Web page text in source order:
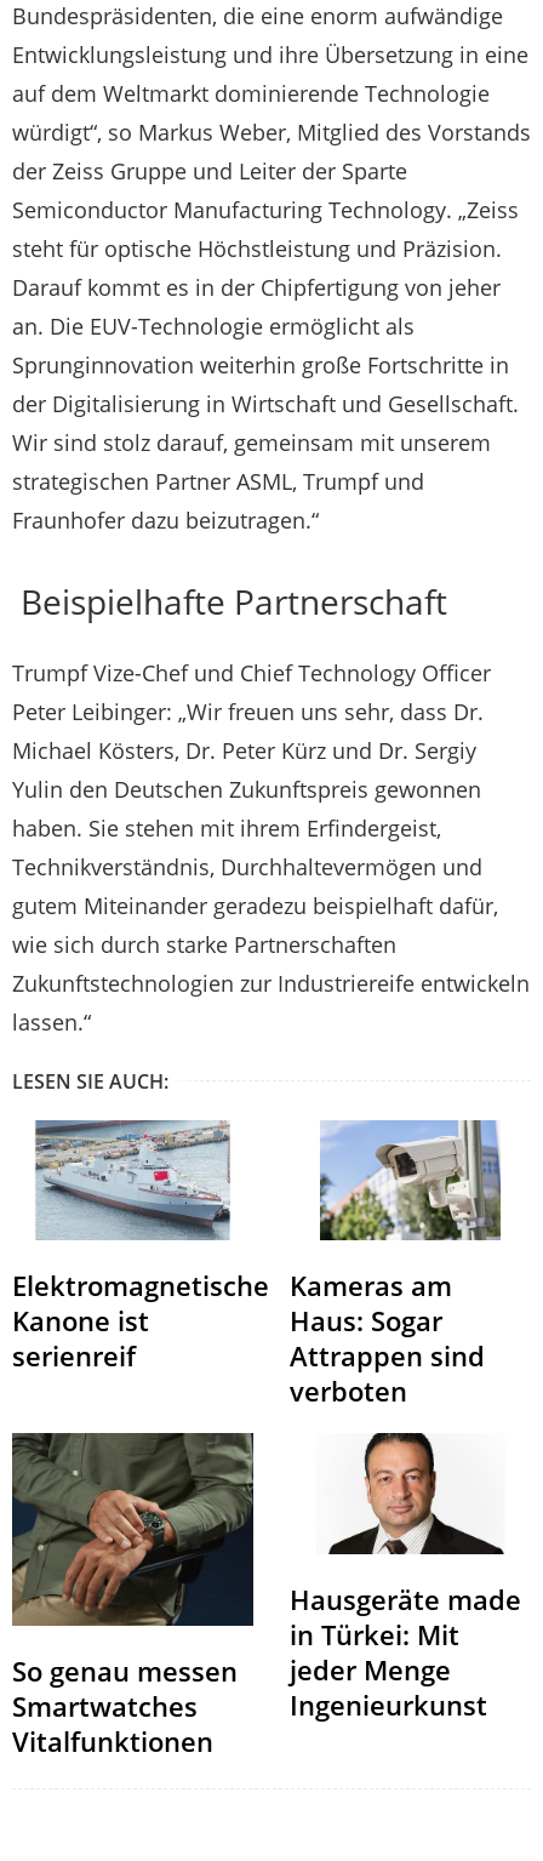
Bundespräsidenten, die eine enorm aufwändige
Entwicklungsleistung und ihre Übersetzung in eine
auf dem Weltmarkt dominierende Technologie
würdigt“, so Markus Weber, Mitglied des Vorstands
der Zeiss Gruppe und Leiter der Sparte
Semiconductor Manufacturing Technology. „Zeiss
steht für optische Höchstleistung und Präzision.
Darauf kommt es in der Chipfertigung von jeher
an. Die EUV-Technologie ermöglicht als
Sprunginnovation weiterhin große Fortschritte in
der Digitalisierung in Wirtschaft und Gesellschaft.
Wir sind stolz darauf, gemeinsam mit unserem
strategischen Partner ASML, Trumpf und
Fraunhofer dazu beizutragen.“
Beispielhafte Partnerschaft
Trumpf Vize-Chef und Chief Technology Officer
Peter Leibinger: „Wir freuen uns sehr, dass Dr.
Michael Kösters, Dr. Peter Kürz und Dr. Sergiy
Yulin den Deutschen Zukunftspreis gewonnen
haben. Sie stehen mit ihrem Erfindergeist,
Technikverständnis, Durchhaltevermögen und
gutem Miteinander geradezu beispielhaft dafür,
wie sich durch starke Partnerschaften
Zukunftstechnologien zur Industriereife entwickeln
lassen.“
LESEN SIE AUCH:
Elektromagnetische
Kanone ist
serienreif
Kameras am
Haus: Sogar
Attrappen sind
verboten
So genau messen
Smartwatches
Vitalfunktionen
Hausgeräte made
in Türkei: Mit
jeder Menge
Ingenieurkunst